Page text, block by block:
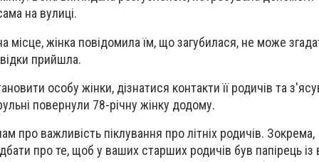
на вулиці.
місце, жінка повідомила їм, що загубилася, не може
прийшла.
особу жінки, дізнатися контакти її родичів та
повернули 78-річну жінку додому.
про важливість піклування про літніх родичів. Зокрема,
про те, щоб у ваших старших родичів був папірець із